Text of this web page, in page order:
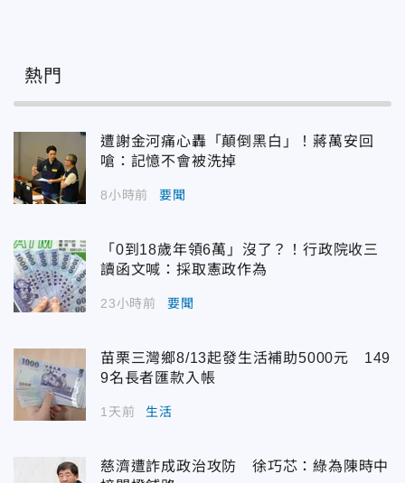
熱門
遭謝金河痛心轟「顛倒黑白」！蔣萬安回
嗆：記憶不會被洗掉
8小時前 要聞
「0到18歲年領6萬」沒了？！行政院收三
讀函文喊：採取憲政作為
23小時前 要聞
苗栗三灣鄉8/13起發生活補助5000元 149
9名長者匯款入帳
1天前 生活
慈濟遭詐成政治攻防 徐巧芯：綠為陳時中